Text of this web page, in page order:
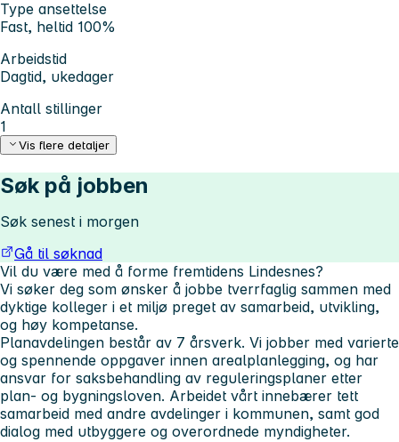
Type ansettelse
Fast, heltid 100%
Arbeidstid
Dagtid, ukedager
Antall stillinger
1
Vis flere detaljer
Søk på jobben
Søk senest i morgen
Gå til søknad
Vil du være med å forme fremtidens Lindesnes?
Vi søker deg som ønsker å jobbe tverrfaglig sammen med
dyktige kolleger i et miljø preget av samarbeid, utvikling,
og høy kompetanse.
Planavdelingen består av 7 årsverk. Vi jobber med varierte
og spennende oppgaver innen arealplanlegging, og har
ansvar for saksbehandling av reguleringsplaner etter
plan- og bygningsloven. Arbeidet vårt innebærer tett
samarbeid med andre avdelinger i kommunen, samt god
dialog med utbyggere og overordnede myndigheter.